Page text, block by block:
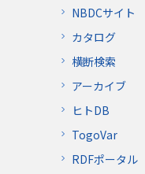
NBDCサイト
カタログ
横断検索
アーカイブ
ヒトDB
TogoVar
RDFポータル